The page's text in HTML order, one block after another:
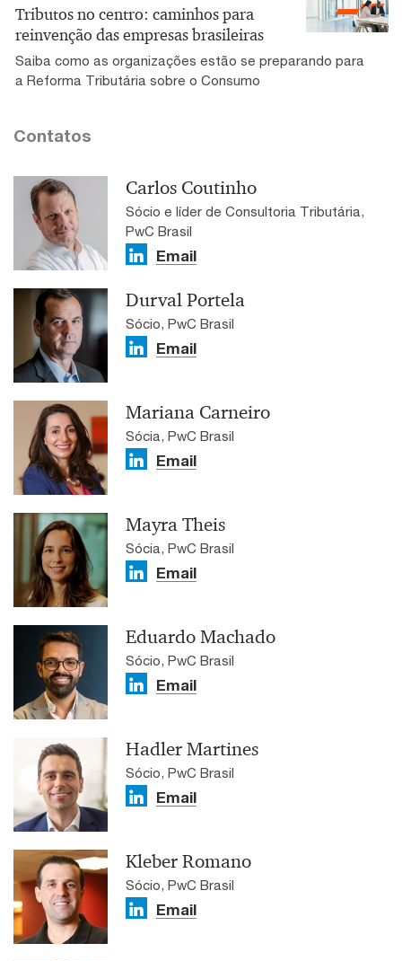
Tributos no centro: caminhos para
reinvenção das empresas brasileiras
Saiba como as organizações estão se preparando para
a Reforma Tributária sobre o Consumo
Contatos
Carlos Coutinho
Sócio e líder de Consultoria Tributária,
PwC Brasil
Email
Durval Portela
Sócio, PwC Brasil
Email
Mariana Carneiro
Sócia, PwC Brasil
Email
Mayra Theis
Sócia, PwC Brasil
Email
Eduardo Machado
Sócio, PwC Brasil
Email
Hadler Martines
Sócio, PwC Brasil
Email
Kleber Romano
Sócio, PwC Brasil
Email